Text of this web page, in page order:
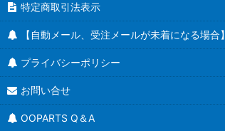
特定商取引法表示
【自動メール、受注メールが未着になる場合】
プライバシーポリシー
お問い合せ
OOPARTS Q＆A